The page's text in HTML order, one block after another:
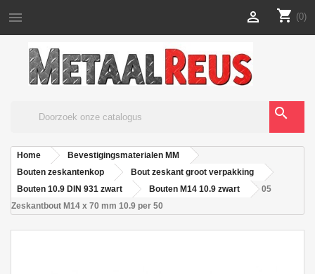
 shopping_cart (0)

search
Home
Bevestigingsmaterialen MM
Bouten zeskantenkop
Bout zeskant groot verpakking
Bouten 10.9 DIN 931 zwart
Bouten M14 10.9 zwart
05
Zeskantbout M14 x 70 mm 10.9 per 50